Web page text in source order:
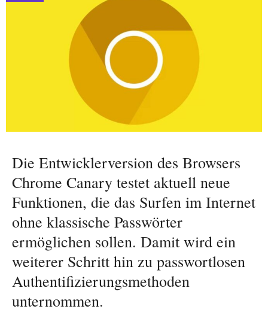
Die Entwicklerversion des Browsers
Chrome Canary testet aktuell neue
Funktionen, die das Surfen im Internet
ohne klassische Passwörter
ermöglichen sollen. Damit wird ein
weiterer Schritt hin zu passwortlosen
Authentifizierungsmethoden
unternommen.